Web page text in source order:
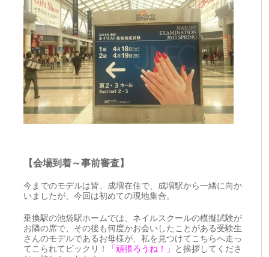
【会場到着～事前審査】
今までのモデルは皆、成増在住で、成増駅から一緒に向か
いましたが、今回は初めての現地集合。
乗換駅の池袋駅ホームでは、ネイルスクールの模擬試験が
お隣の席で、その後も何度かお会いしたことがある受験生
さんのモデルであるお母様が、私を見つけてこちらへ走っ
てこられてビックリ！
「頑張ろうね！」 と挨拶してくださ